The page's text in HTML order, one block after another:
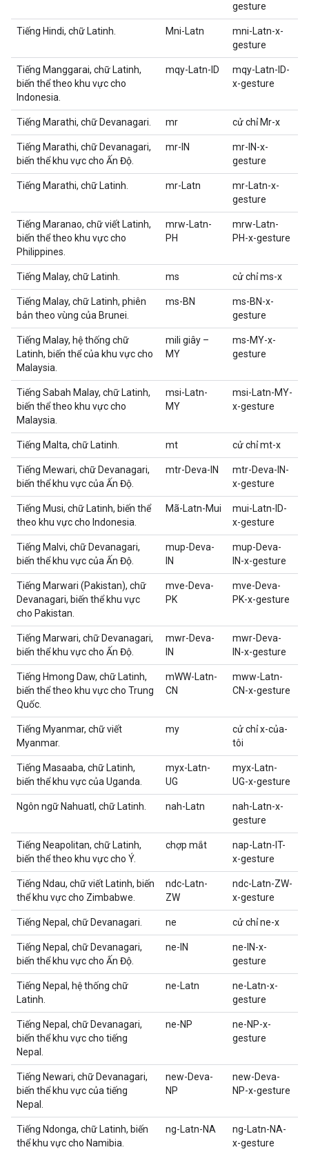
gesture
Tiếng Hindi, chữ Latinh. Mni-Latn
mni-Latn-x-
gesture
Tiếng Manggarai, chữ Latinh,
biến thể theo khu vực cho
Indonesia.
mqy-Latn-ID
mqy-Latn-ID-
x-gesture
Tiếng Marathi, chữ Devanagari. mr cử chỉ Mr-x
Tiếng Marathi, chữ Devanagari,
biến thể khu vực cho Ấn Độ.
mr-IN
mr-IN-x-
gesture
Tiếng Marathi, chữ Latinh. mr-Latn
mr-Latn-x-
gesture
Tiếng Maranao, chữ viết Latinh,
biến thể theo khu vực cho
Philippines.
mrw-Latn-
PH
mrw-Latn-
PH-x-gesture
Tiếng Malay, chữ Latinh. ms cử chỉ ms-x
Tiếng Malay, chữ Latinh, phiên
bản theo vùng của Brunei.
ms-BN
ms-BN-x-
gesture
Tiếng Malay, hệ thống chữ
Latinh, biến thể của khu vực cho
Malaysia.
mili giây –
MY
ms-MY-x-
gesture
Tiếng Sabah Malay, chữ Latinh,
biến thể theo khu vực cho
Malaysia.
msi-Latn-
MY
msi-Latn-MY-
x-gesture
Tiếng Malta, chữ Latinh. mt cử chỉ mt-x
Tiếng Mewari, chữ Devanagari,
biến thể khu vực của Ấn Độ.
mtr-Deva-IN
mtr-Deva-IN-
x-gesture
Tiếng Musi, chữ Latinh, biến thể
theo khu vực cho Indonesia.
Mã-Latn-Mui
mui-Latn-ID-
x-gesture
Tiếng Malvi, chữ Devanagari,
biến thể khu vực của Ấn Độ.
mup-Deva-
IN
mup-Deva-
IN-x-gesture
Tiếng Marwari (Pakistan), chữ
Devanagari, biến thể khu vực
cho Pakistan.
mve-Deva-
PK
mve-Deva-
PK-x-gesture
Tiếng Marwari, chữ Devanagari,
biến thể khu vực cho Ấn Độ.
mwr-Deva-
IN
mwr-Deva-
IN-x-gesture
Tiếng Hmong Daw, chữ Latinh,
biến thể theo khu vực cho Trung
Quốc.
mWW-Latn-
CN
mww-Latn-
CN-x-gesture
Tiếng Myanmar, chữ viết
Myanmar.
my
cử chỉ x-của-
tôi
Tiếng Masaaba, chữ Latinh,
biến thể khu vực của Uganda.
myx-Latn-
UG
myx-Latn-
UG-x-gesture
Ngôn ngữ Nahuatl, chữ Latinh. nah-Latn
nah-Latn-x-
gesture
Tiếng Neapolitan, chữ Latinh,
biến thể theo khu vực cho Ý.
chợp mắt
nap-Latn-IT-
x-gesture
Tiếng Ndau, chữ viết Latinh, biến
thể khu vực cho Zimbabwe.
ndc-Latn-
ZW
ndc-Latn-ZW-
x-gesture
Tiếng Nepal, chữ Devanagari. ne cử chỉ ne-x
Tiếng Nepal, chữ Devanagari,
biến thể khu vực cho Ấn Độ.
ne-IN
ne-IN-x-
gesture
Tiếng Nepal, hệ thống chữ
Latinh.
ne-Latn
ne-Latn-x-
gesture
Tiếng Nepal, chữ Devanagari,
biến thể khu vực cho tiếng
Nepal.
ne-NP
ne-NP-x-
gesture
Tiếng Newari, chữ Devanagari,
biến thể khu vực của tiếng
Nepal.
new-Deva-
NP
new-Deva-
NP-x-gesture
Tiếng Ndonga, chữ Latinh, biến
thể khu vực cho Namibia.
ng-Latn-NA
ng-Latn-NA-
x-gesture